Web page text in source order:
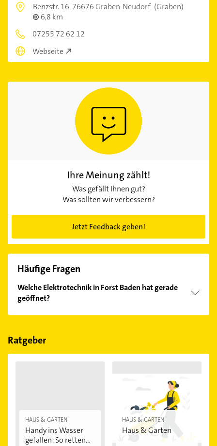
Benzstr. 16,76676 Graben-Neudorf (Graben)
6,8 km
07255 72 62 12
Webseite
Ihre Meinung zählt!
Was gefällt Ihnen gut?
Was sollten wir verbessern?
Jetzt Feedback geben!
Häufige Fragen
Welche Elektrotechnik in Forst Baden hat gerade
geöffnet?
Im Anbieter-Bereich finden Sie alleÖffnungszeiten.
Feiertagen abweichen können.
Ratgeber
HAUS & GARTEN
Handy ins Wasser
gefallen: So retten...
HAUS & GARTEN
Haus & Garten